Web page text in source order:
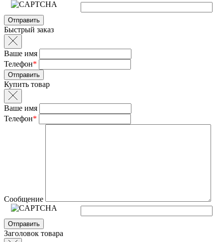
Быстрый заказ
Ваше имя
Телефон*
Купить товар
Ваше имя
Телефон*
Сообщение
Заголовок товара